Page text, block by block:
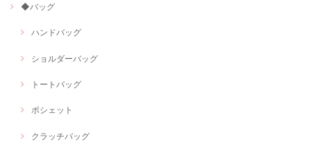
◆バッグ
ハンドバッグ
ショルダーバッグ
トートバッグ
ポシェット
クラッチバッグ